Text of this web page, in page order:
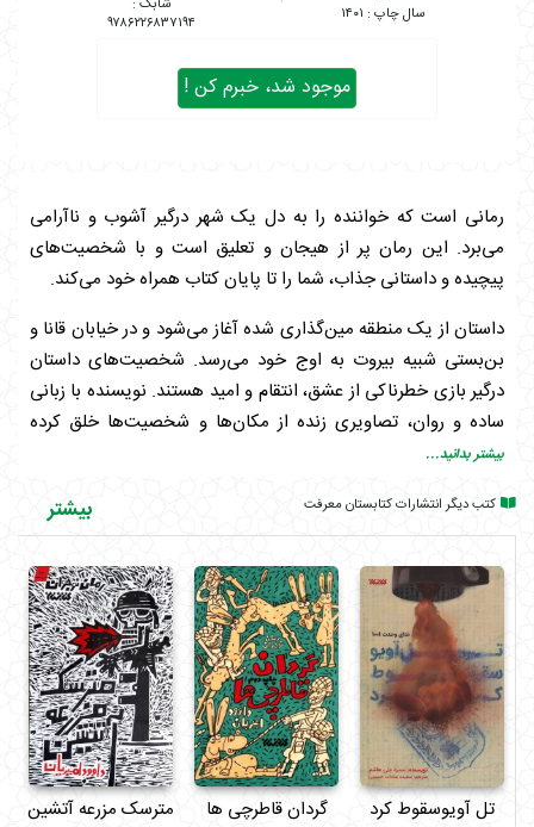
۱۴۰۱ ۹۷۸۶۲۲۶۸۳۷۱۹۴
موجود شد، خبرم کن !
رمانی است که خواننده را به دل یک شهر درگیر آشوب و ناآرامی
می‌برد. این رمان پر از هیجان و تعلیق است و با شخصیت‌های
پیچیده و داستانی جذاب، شما را تا پایان کتاب همراه خود می‌کند.
داستان از یک منطقه مین‌گذاری شده آغاز می‌شود و در خیابان قانا و
بن‌بستی شبیه بیروت به اوج خود می‌رسد. شخصیت‌های داستان
درگیر بازی خطرناکی از عشق، انتقام و امید هستند. نویسنده با زبانی
ساده و روان، تصاویری زنده از مکان‌ها و شخصیت‌ها خلق کرده
است.
داستان از یک میدان مین‌گذاری‌شده در محاصرهٔ گذشته آغاز می‌شود
و در خیابان قانا و بن‌بست ۳۱۸، جایی که شهر به بیروت شباهت
دارد، به اوج خود می‌رسد. شخصیت‌های این رمان، مردان و زنانی
هستند که درگیر بازی خطرناکی از عشق، انتقام و امید شده‌اند. روایت
داستان از زبان راوی اول شخص پیش می‌رود و خواننده را به قلب
ماجرا می‌برد.
بیشتر بدانید...
کتب دیگر انتشارات کتابستان معرفت بیشتر
تل آویوسقوط کرد گردان قاطرچی ها مترسک مزرعه آتشین